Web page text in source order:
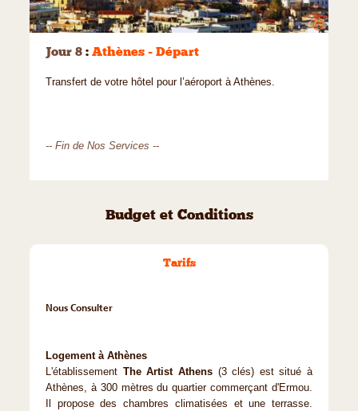
©
Jour 8 : Athènes - Départ
Transfert de votre hôtel pour l’aéroport à Athènes.
-- Fin de Nos Services --
Budget et Conditions
Tarifs
Nous Consulter
Logement à Athènes
L'établissement The Artist Athens(3 clés) est situé à
Athènes, à 300 mètres du quartier commerçant d'Ermou.
Il propose des chambres climatisées et une terrasse.